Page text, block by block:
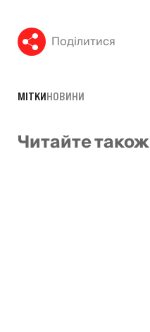
Поділитися
МІТКИНОВИНИ
Читайте також